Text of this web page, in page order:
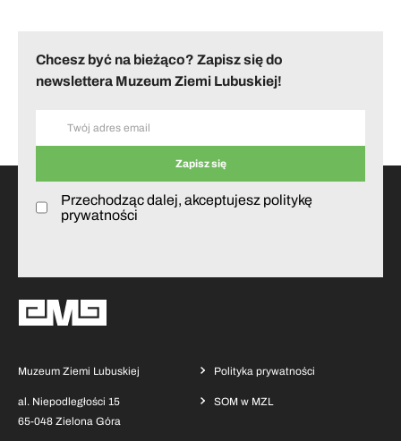
Chcesz być na bieżąco? Zapisz się do
newslettera Muzeum Ziemi Lubuskiej!
Przechodząc dalej, akceptujesz politykę
prywatności
Muzeum Ziemi Lubuskiej
al. Niepodległości 15
65-048 Zielona Góra
Polityka prywatności
SOM w MZL